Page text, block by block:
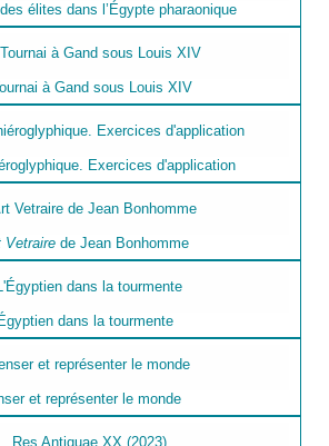
élites dans l’Égypte pharaonique
à Gand sous Louis XIV
Exercices d'application
Vetrairede Jean Bonhomme
dans la tourmente
et représenter le monde